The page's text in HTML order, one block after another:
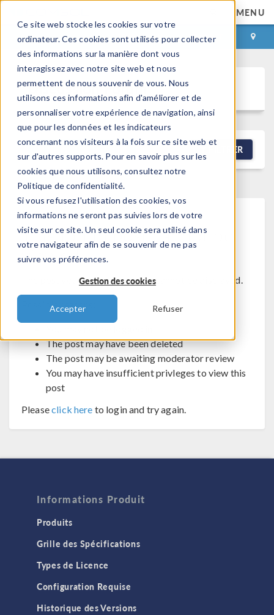
Ce site web stocke les cookies sur votre
ordinateur. Ces cookies sont utilisés pour collecter
des informations sur la manière dont vous
interagissez avec notre site web et nous
permettent de nous souvenir de vous. Nous
utilisons ces informations afin d'améliorer et de
personnaliser votre expérience de navigation, ainsi
que pour les données et les indicateurs
concernant nos visiteurs à la fois sur ce site web et
sur d'autres supports. Pour en savoir plus sur les
cookies que nous utilisons, consultez notre
Politique de confidentialité.
Si vous refusez l'utilisation des cookies, vos
informations ne seront pas suivies lors de votre
visite sur ce site. Un seul cookie sera utilisé dans
votre navigateur afin de se souvenir de ne pas
suivre vos préférences.
Gestion des cookies
Accepter Refuser
MENU
CONNEXION CONTACT
Discussion Forum
FILTRER
This forum post cannot be
viewed
The post you are trying to view cannot be displayed.
Possible reasons:
The post may have been deleted
The post may be awaiting moderator review
You may have insufficient privleges to view this
post
Pleaseclick here to login and try again.
Informations Produit
Produits
Grille des Spécifications
Types de Licence
Configuration Requise
Historique des Versions